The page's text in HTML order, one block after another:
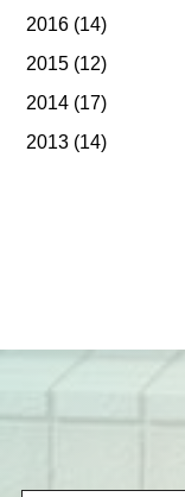
2016 (14)
2015 (12)
2014 (17)
2013 (14)